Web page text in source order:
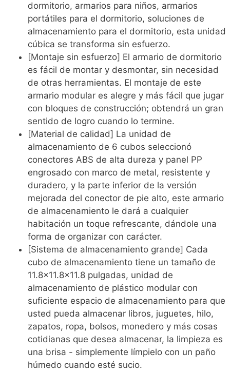
dormitorio, armarios para niños, armarios
portátiles para el dormitorio, soluciones de
almacenamiento para el dormitorio, esta unidad
cúbica se transforma sin esfuerzo.
[Montaje sin esfuerzo] El armario de dormitorio
es fácil de montar y desmontar, sin necesidad
de otras herramientas. El montaje de este
armario modular es alegre y más fácil que jugar
con bloques de construcción; obtendrá un gran
sentido de logro cuando lo termine.
[Material de calidad] La unidad de
almacenamiento de 6 cubos seleccionó
conectores ABS de alta dureza y panel PP
engrosado con marco de metal, resistente y
duradero, y la parte inferior de la versión
mejorada del conector de pie alto, este armario
de almacenamiento le dará a cualquier
habitación un toque refrescante, dándole una
forma de organizar con carácter.
[Sistema de almacenamiento grande] Cada
cubo de almacenamiento tiene un tamaño de
11.8x11.8x11.8 pulgadas, unidad de
almacenamiento de plástico modular con
suficiente espacio de almacenamiento para que
usted pueda almacenar libros, juguetes, hilo,
zapatos, ropa, bolsos, monedero y más cosas
cotidianas que desea almacenar, la limpieza es
una brisa - simplemente límpielo con un paño
húmedo cuando esté sucio.